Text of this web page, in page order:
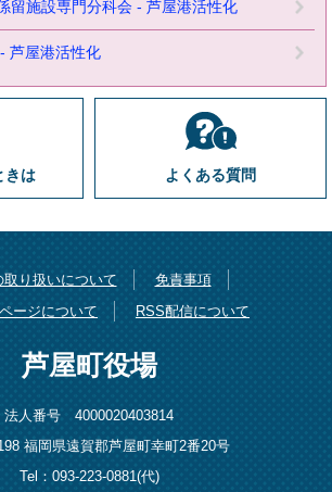
留施設専門分科会 - 芦屋港活性化
芦屋港活性化
きは よくある質問
取り扱いについて
免責事項
ージについて
RSS配信について
芦屋町役場
法人番号 4000020403814
福岡県遠賀郡芦屋町幸町2番20号
Tel：093-223-0881(代)